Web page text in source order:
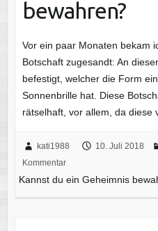
bewahren?
Vor ein paar Monaten bekam
Botschaft zugesandt: An
befestigt, welcher die Form
Sonnenbrille hat. Diese
rätselhaft, vor allem, da diese
kati1988 10. Juli 2018
Kommentar
Kannst du ein Geheimnis